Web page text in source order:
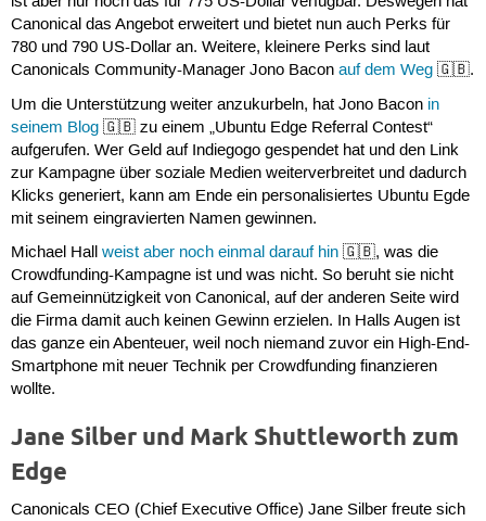
Canonical das Angebot erweitert und bietet nun auch Perks für
780 und 790 US-Dollar an. Weitere, kleinere Perks sind laut
Canonicals Community-Manager Jono Bacon auf dem Weg🇬🇧.
Um die Unterstützung weiter anzukurbeln, hat Jono Bacon in
seinem Blog🇬🇧 zu einem „Ubuntu Edge Referral Contest“
aufgerufen. Wer Geld auf Indiegogo gespendet hat und den Link
zur Kampagne über soziale Medien weiterverbreitet und dadurch
Klicks generiert, kann am Ende ein personalisiertes Ubuntu Egde
mit seinem eingravierten Namen gewinnen.
Michael Hall weist aber noch einmal darauf hin🇬🇧, was die
Crowdfunding-Kampagne ist und was nicht. So beruht sie nicht
auf Gemeinnützigkeit von Canonical, auf der anderen Seite wird
die Firma damit auch keinen Gewinn erzielen. In Halls Augen ist
das ganze ein Abenteuer, weil noch niemand zuvor ein High-End-
Smartphone mit neuer Technik per Crowdfunding finanzieren
wollte.
Jane Silber und Mark Shuttleworth zum
Edge
Canonicals CEO (Chief Executive Office) Jane Silber freute sich